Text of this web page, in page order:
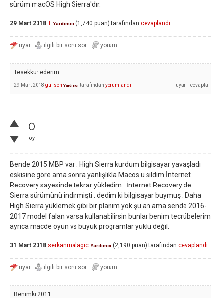
sürüm macOS High Sierra'dır.
29 Mart 2018 T Yardımcı (1,740 puan) tarafından cevaplandı
Tesekkur ederim
29 Mart 2018 gul sen Yardımcı tarafından yorumlandı
0
oy
Bende 2015 MBP var . High Sierra kurdum bilgisayar yavaşladı
eskisine göre ama sonra yanlışlıkla Macos u sildim İnternet
Recovery sayesinde tekrar yükledim . İnternet Recovery de
Sierra sürümünü indirmişti . dedim ki bilgisayar buymuş . Daha
High Sierra yüklemek gibi bir planım yok şu an ama sende 2016-
2017 model falan varsa kullanabilirsin bunlar benim tecrübelerim
ayrıca macde oyun vs büyük programlar yüklü değil.
31 Mart 2018 serkanmalagic Yardımcı (2,190 puan) tarafından cevaplandı
Benimki 2011